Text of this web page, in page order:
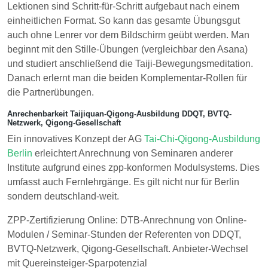
Lektionen sind Schritt-für-Schritt aufgebaut nach einem
einheitlichen Format. So kann das gesamte Übungsgut
auch ohne Lenrer vor dem Bildschirm geübt werden. Man
beginnt mit den Stille-Übungen (vergleichbar den Asana)
und studiert anschließend die Taiji-Bewegungsmeditation.
Danach erlernt man die beiden Komplementar-Rollen für
die Partnerübungen.
Anrechenbarkeit Taijiquan-Qigong-Ausbildung DDQT, BVTQ-
Netzwerk, Qigong-Gesellschaft
Ein innovatives Konzept der AG Tai-Chi-Qigong-Ausbildung
Berlin erleichtert Anrechnung von Seminaren anderer
Institute aufgrund eines zpp-konformen Modulsystems. Dies
umfasst auch Fernlehrgänge. Es gilt nicht nur für Berlin
sondern deutschland-weit.
ZPP-Zertifizierung Online: DTB-Anrechnung von Online-
Modulen / Seminar-Stunden der Referenten von DDQT,
BVTQ-Netzwerk, Qigong-Gesellschaft. Anbieter-Wechsel
mit Quereinsteiger-Sparpotenzial